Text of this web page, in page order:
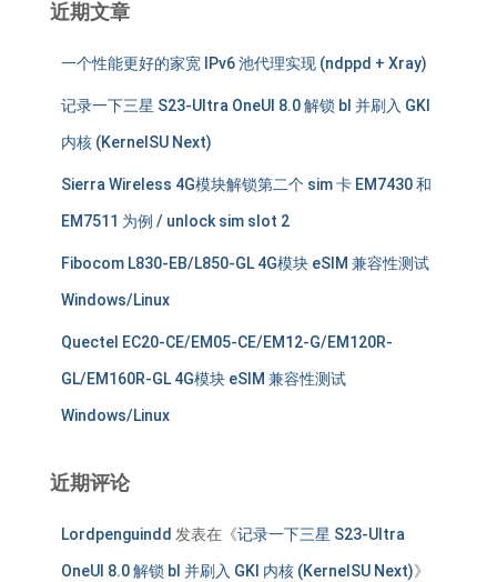
近期文章
一个性能更好的家宽 IPv6 池代理实现 (ndppd + Xray)
记录一下三星 S23-Ultra OneUI 8.0 解锁 bl 并刷入 GKI
内核 (KernelSU Next)
Sierra Wireless 4G模块解锁第二个 sim 卡 EM7430 和
EM7511 为例 / unlock sim slot 2
Fibocom L830-EB/L850-GL 4G模块 eSIM 兼容性测试
Windows/Linux
Quectel EC20-CE/EM05-CE/EM12-G/EM120R-
GL/EM160R-GL 4G模块 eSIM 兼容性测试
Windows/Linux
近期评论
Lordpenguindd 发表在《记录一下三星 S23-Ultra
OneUI 8.0 解锁 bl 并刷入 GKI 内核 (KernelSU Next)》